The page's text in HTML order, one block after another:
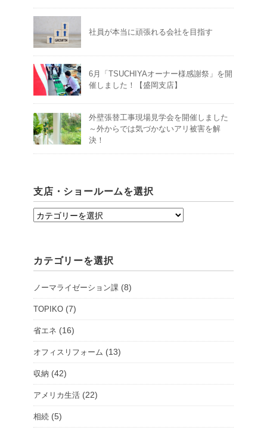
社員が本当に頑張れる会社を目指す
6月「TSUCHIYAオーナー様感謝祭」を開
催しました！【盛岡支店】
外壁張替工事現場見学会を開催しました
～外からでは気づかないアリ被害を解
決！
支店・ショールームを選択
支
ョ
ル
ー
を
選
択
カテゴリーを選択
ノーマライゼーション課 (8)
TOPIKO (7)
省エネ (16)
オフィスリフォーム (13)
収納 (42)
アメリカ生活 (22)
相続 (5)